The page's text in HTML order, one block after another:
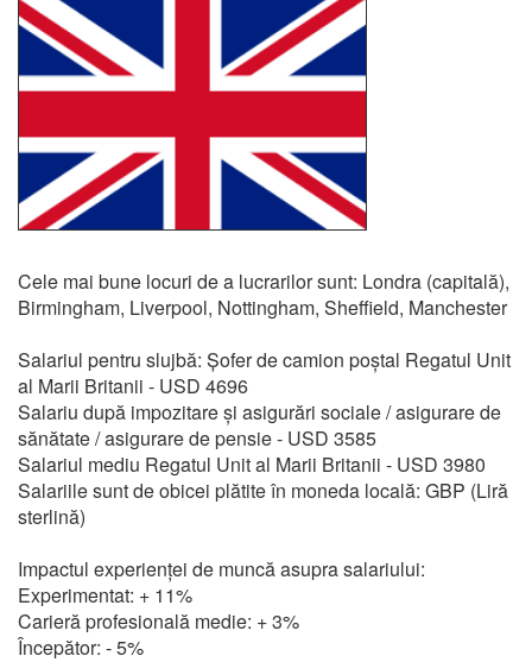
Cele mai bune locuri de a lucrarilor sunt: Londra (capitală),
Birmingham, Liverpool, Nottingham, Sheffield, Manchester
Salariul pentru slujbă: Șofer de camion poștal Regatul Unit
al Marii Britanii - USD 4696
Salariu după impozitare și asigurări sociale / asigurare de
sănătate / asigurare de pensie - USD 3585
Salariul mediu Regatul Unit al Marii Britanii - USD 3980
Salariile sunt de obicei plătite în moneda locală: GBP (Liră
sterlină)
Impactul experienței de muncă asupra salariului:
Experimentat: + 11%
Carieră profesională medie: + 3%
Începător: - 5%